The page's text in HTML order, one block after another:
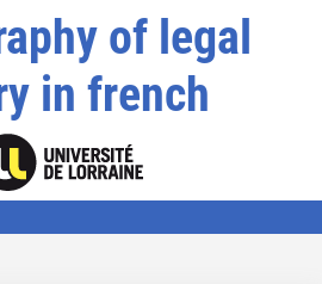
of legal
in french